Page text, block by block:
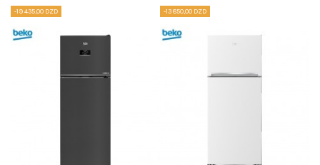
-19 435,00 DZD -13 850,00 DZD